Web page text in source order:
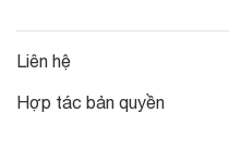
Liên hệ
Hợp tác bản quyền